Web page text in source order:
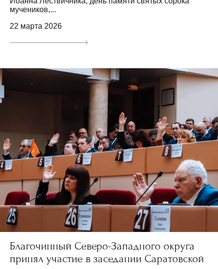
мучеников,...
22 марта 2026
Благочинный Северо-Западного округа
принял участие в заседании Саратовской